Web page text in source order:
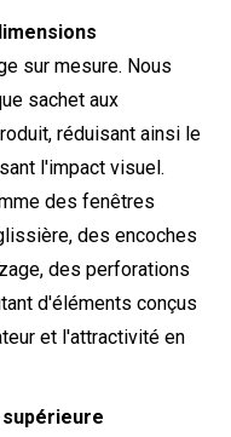
sur mesure. Nous
sachet aux
réduisant ainsi le
l'impact visuel.
des fenêtres
des encoches
des perforations
d'éléments conçus
et l'attractivité en